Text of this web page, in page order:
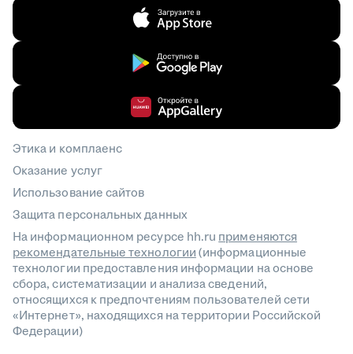
Этика и комплаенс
Оказание услуг
Использование сайтов
Защита персональных данных
На информационном ресурсе hh.ru применяются
рекомендательные технологии(информационные
технологии предоставления информации на основе
сбора, систематизации и анализа сведений,
относящихся к предпочтениям пользователей сети
«Интернет», находящихся на территории Российской
Федерации)